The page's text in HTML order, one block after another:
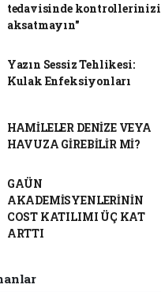
tedavisinde kontrollerinizi
aksatmayın"
Yazın Sessiz Tehlikesi:
Kulak Enfeksiyonları
HAMİLELER DENİZE VEYA
HAVUZA GİREBİLİR Mİ?
GAÜN
AKADEMİSYENLERİNİN
COST KATILIMI ÜÇ KAT
ARTTI